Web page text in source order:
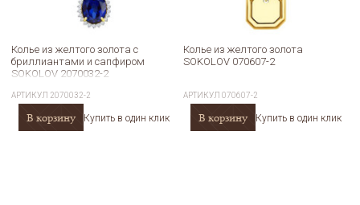
Колье из желтого золота с
бриллиантами и сапфиром
SOKOLOV 2070032-2
АРТИКУЛ 2070032-2
В корзину Купить в один клик
Колье из желтого золота
SOKOLOV 070607-2
АРТИКУЛ070607-2
В корзину Купить в один клик